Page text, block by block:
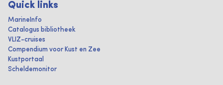
Quick links
MarineInfo
Catalogus bibliotheek
VLIZ-cruises
Compendium voor Kust en Zee
Kustportaal
Scheldemonitor